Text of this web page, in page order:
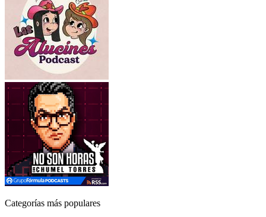
Categorías más populares